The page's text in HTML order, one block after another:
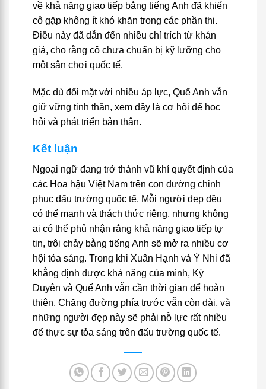
về khả năng giao tiếp bằng tiếng Anh đã khiến
cô gặp không ít khó khăn trong các phần thi.
Điều này đã dẫn đến nhiều chỉ trích từ khán
giả, cho rằng cô chưa chuẩn bị kỹ lưỡng cho
một sân chơi quốc tế.
Mặc dù đối mặt với nhiều áp lực, Quế Anh vẫn
giữ vững tinh thần, xem đây là cơ hội để học
hỏi và phát triển bản thân.
Kết luận
Ngoại ngữ đang trở thành vũ khí quyết định của
các Hoa hậu Việt Nam trên con đường chinh
phục đấu trường quốc tế. Mỗi người đẹp đều
có thế mạnh và thách thức riêng, nhưng không
ai có thể phủ nhận rằng khả năng giao tiếp tự
tin, trôi chảy bằng tiếng Anh sẽ mở ra nhiều cơ
hội tỏa sáng. Trong khi Xuân Hạnh và Ý Nhi đã
khẳng định được khả năng của mình, Kỳ
Duyên và Quế Anh vẫn cần thời gian để hoàn
thiện. Chặng đường phía trước vẫn còn dài, và
những người đẹp này sẽ phải nỗ lực rất nhiều
để thực sự tỏa sáng trên đấu trường quốc tế.